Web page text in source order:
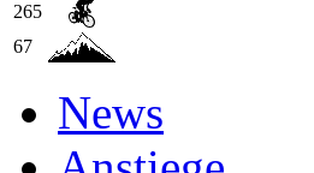
265
67
News